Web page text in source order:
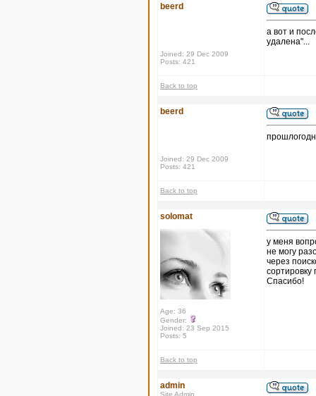
beerd
Joined: 29 Dec 2009
Posts: 421
а вот и
удалена"...
Back to top
beerd
Joined: 29 Dec 2009
Posts: 421
Back to top
solomat
Age: 36
Gender:
Joined: 23 Sep 2015
Posts: 5
у меня
не могу
через
сортировку
Спасибо!
Back to top
admin
Site Admin